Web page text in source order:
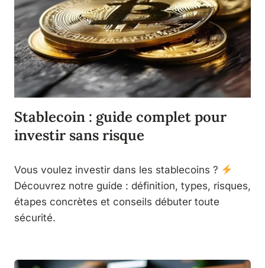
Stablecoin : guide complet pour
investir sans risque
Vous voulez investir dans les stablecoins ?
Découvrez notre guide : définition, types, risques,
étapes concrètes et conseils débuter toute
sécurité.